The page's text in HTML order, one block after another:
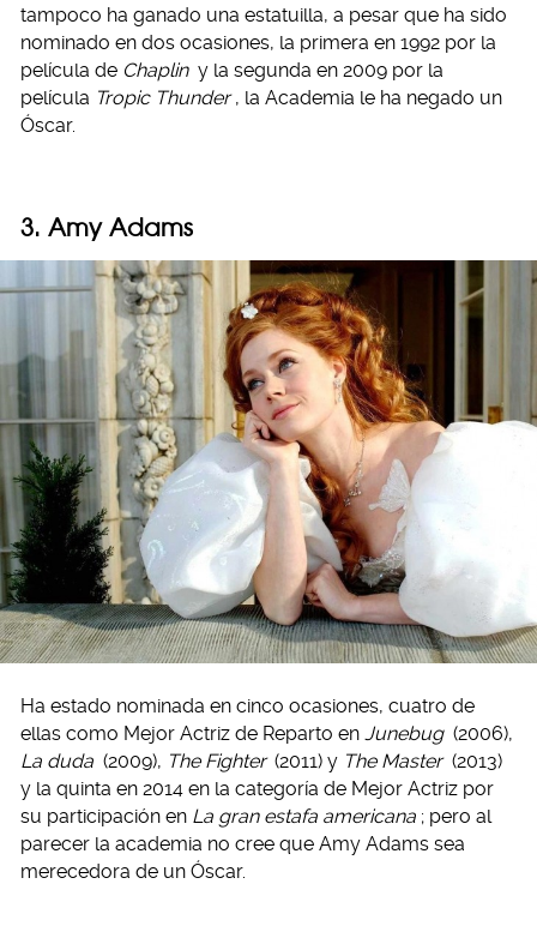
tampoco ha ganado una estatuilla, a pesar que ha sido
nominado en dos ocasiones, la primera en 1992 por la
película de Chaplin y la segunda en 2009 por la
película Tropic Thunder , la Academia le ha negado un
Óscar.
3. Amy Adams
Ha estado nominada en cinco ocasiones, cuatro de
ellas como Mejor Actriz de Reparto en Junebug (2006),
La duda (2009), The Fighter (2011) y The Master (2013)
y la quinta en 2014 en la categoría de Mejor Actriz por
su participación en La gran estafa americana ; pero al
parecer la academia no cree que Amy Adams sea
merecedora de un Óscar.